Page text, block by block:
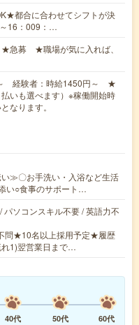
都合に合わせてシフトが決
16：009：…
急募 ★職場が気に入れば、
経験者：時給1450円～ ★
いも選べます）※稼働開始時
なります。
≫〇お手洗い・入浴など生活
い○食事のサポート…
ソコンスキル不要 / 英語力不
問★10名以上採用予定★履歴
1)翌営業日まで…
40代 50代
60代